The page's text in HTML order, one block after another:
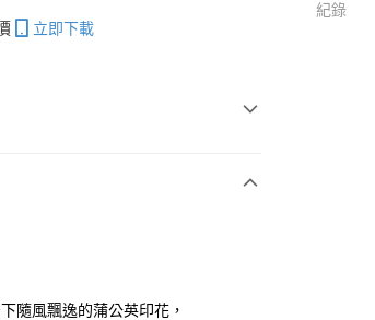
立即下載
隨風飄逸的蒲公英印花，
紀錄